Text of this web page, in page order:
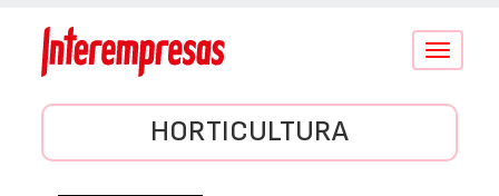
Conmutar
HORTICULTURA